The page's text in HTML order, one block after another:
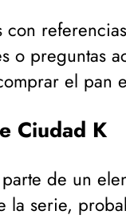
con
o preguntas
el pan
Ciudad K
de un
la serie,